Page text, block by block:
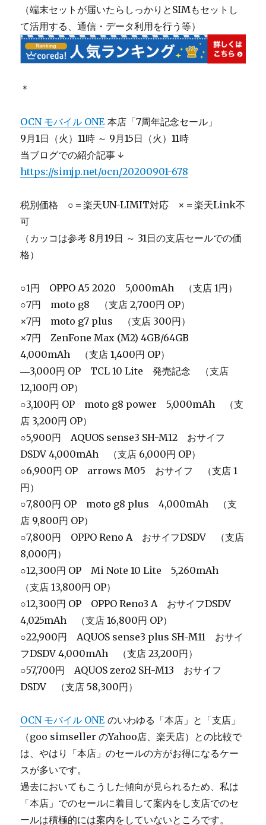
（端末セットが届いたらしっかりとSIMもセットし
て活用する、通信・データ利用を行う等）
＊
OCN モバイル ONE 本店「7周年記念セール」
9月1日（火）11時 ～ 9月15日（火）11時
当ブログでの紹介記事 ↓
https://simjp.net/ocn/20200901-678
税別価格 ○＝楽天UN-LIMIT対応 ×＝楽天Link不
可
（カッコは参考 8月19日 ～ 31日の支店セールでの価
格）
○1円 OPPO A5 2020 5,000mAh （支店 1円）
○7円 moto g8 （支店 2,700円 OP）
×7円 moto g7 plus （支店 300円）
×7円 ZenFone Max (M2) 4GB/64GB
4,000mAh （支店 1,400円 OP）
―3,000円 OP TCL 10 Lite 発売記念 （支店
12,100円 OP）
○3,100円 OP moto g8 power 5,000mAh （支
店 3,200円 OP）
○5,900円 AQUOS sense3 SH-M12 おサイフ
DSDV 4,000mAh （支店 6,000円 OP）
○6,900円 OP arrows M05 おサイフ （支店 1
円）
○7,800円 OP moto g8 plus 4,000mAh （支
店 9,800円 OP）
○7,800円 OPPO Reno A おサイフDSDV （支店
8,000円）
○12,300円 OP Mi Note 10 Lite 5,260mAh
（支店 13,800円 OP）
○12,300円 OP OPPO Reno3 A おサイフDSDV
4,025mAh （支店 16,800円 OP）
○22,900円 AQUOS sense3 plus SH-M11 おサイ
フDSDV 4,000mAh （支店 23,200円）
○57,700円 AQUOS zero2 SH-M13 おサイフ
DSDV （支店 58,300円）
OCN モバイル ONE のいわゆる「本店」と「支店」
（goo simseller のYahoo店、楽天店）との比較で
は、やはり「本店」のセールの方がお得になるケー
スが多いです。
過去においてもこうした傾向が見られるため、私は
「本店」でのセールに着目して案内をし支店でのセ
ールは積極的には案内をしていないところです。